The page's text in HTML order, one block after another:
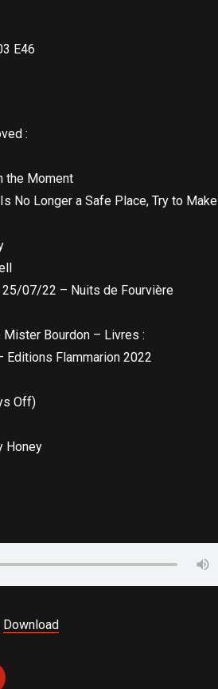
E46
:
the Moment
No Longer a Safe Place, Try to
25/07/22 – Nuits de Fourvière
Mister Bourdon – Livres :
Editions Flammarion 2022
Off)
Honey
Download